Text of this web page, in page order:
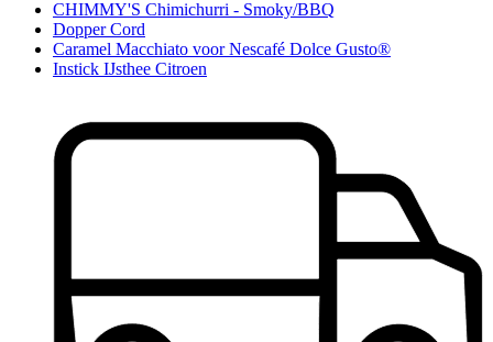
CHIMMY'S Chimichurri - Smoky/BBQ
Dopper Cord
Caramel Macchiato voor Nescafé Dolce Gusto®
Instick IJsthee Citroen